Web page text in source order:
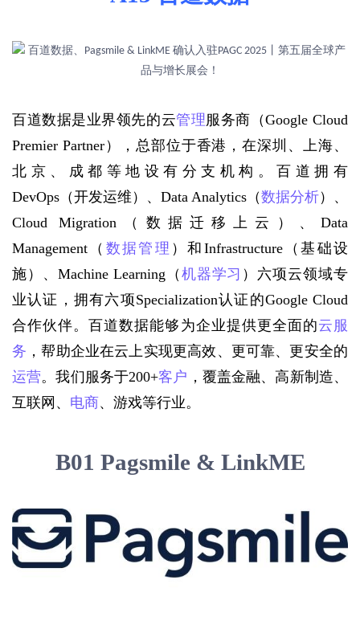
百道数据是业界领先的云管理服务商（Google Cloud
Premier Partner），总部位于香港，在深圳、上海、
北京、成都等地设有分支机构。百道拥有
DevOps（开发运维）、Data Analytics（数据分析）、
Cloud Migration（数据迁移上云）、Data
Management（ 数据管理 ）和Infrastructure（基础设
施）、Machine Learning（ 机器学习 ）六项云领域专
业认证，拥有六项Specialization认证的Google Cloud
合作伙伴。百道数据能够为企业提供更全面的云服
务 ，帮助企业在云上实现更高效、更可靠、更安全的
运营。我们服务于200+客户 ，覆盖金融、高新制造、
互联网、 电商、游戏等行业。
B01 Pagsmile & LinkME